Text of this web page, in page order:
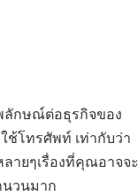
ลักษณ์ต่อธุรกิจของ
ช้โทรศัพท์ เท่ากับว่า
ายๆเรื่องที่คุณอาจจะ
นวนมาก